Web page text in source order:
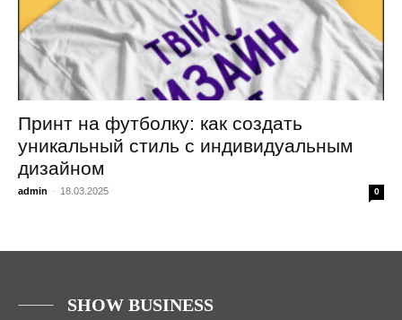
Принт на футболку: как создать
уникальный стиль с индивидуальным
дизайном
admin - 18.03.2025 0
SHOW BUSINESS